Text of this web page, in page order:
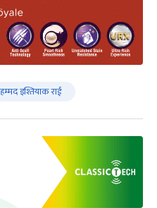
इश्तियाक राई